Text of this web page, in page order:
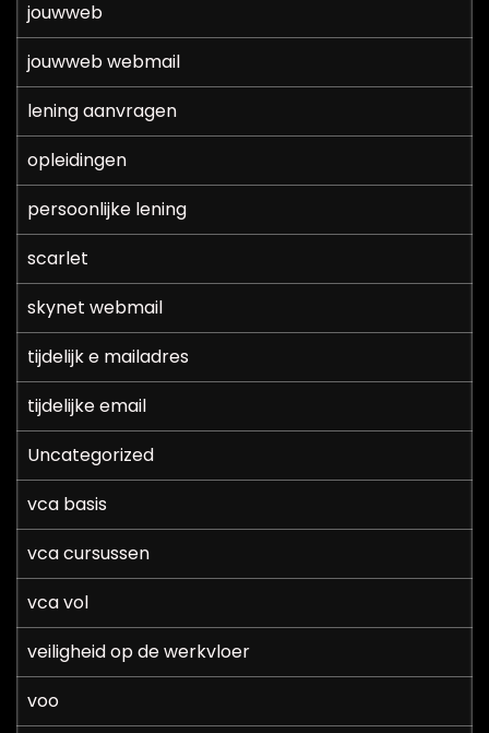
jouwweb
jouwweb webmail
lening aanvragen
opleidingen
persoonlijke lening
scarlet
skynet webmail
tijdelijk e mailadres
tijdelijke email
Uncategorized
vca basis
vca cursussen
vca vol
veiligheid op de werkvloer
voo